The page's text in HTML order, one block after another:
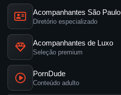
Acompanhantes São Paulo
Diretório especializado
Acompanhantes de Luxo
Seleção premium
PornDude
Conteúdo adulto